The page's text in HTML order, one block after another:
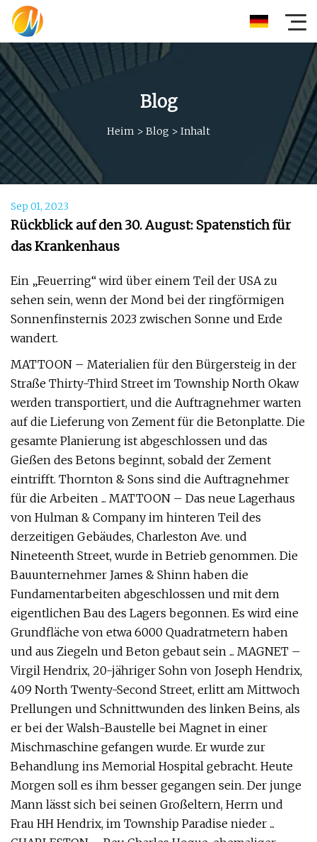
Blog
Heim > Blog > Inhalt
Sep 01, 2023
Rückblick auf den 30. August: Spatenstich für
das Krankenhaus
Ein „Feuerring“ wird über einem Teil der USA zu
sehen sein, wenn der Mond bei der ringförmigen
Sonnenfinsternis 2023 zwischen Sonne und Erde
wandert.
MATTOON – Materialien für den Bürgersteig in der
Straße Thirty-Third Street im Township North Okaw
werden transportiert, und die Auftragnehmer warten
auf die Lieferung von Zement für die Betonplatte. Die
gesamte Planierung ist abgeschlossen und das
Gießen des Betons beginnt, sobald der Zement
eintrifft. Thornton & Sons sind die Auftragnehmer
für die Arbeiten ... MATTOON – Das neue Lagerhaus
von Hulman & Company im hinteren Teil des
derzeitigen Gebäudes, Charleston Ave. und
Nineteenth Street, wurde in Betrieb genommen. Die
Bauunternehmer James & Shinn haben die
Fundamentarbeiten abgeschlossen und mit dem
eigentlichen Bau des Lagers begonnen. Es wird eine
Grundfläche von etwa 6000 Quadratmetern haben
und aus Ziegeln und Beton gebaut sein ... MAGNET –
Virgil Hendrix, 20-jähriger Sohn von Joseph Hendrix,
409 North Twenty-Second Street, erlitt am Mittwoch
Prellungen und Schnittwunden des linken Beins, als
er bei der Walsh-Baustelle bei Magnet in einer
Mischmaschine gefangen wurde. Er wurde zur
Behandlung ins Memorial Hospital gebracht. Heute
Morgen soll es ihm besser gegangen sein. Der junge
Mann lässt sich bei seinen Großeltern, Herrn und
Frau HH Hendrix, im Township Paradise nieder ...